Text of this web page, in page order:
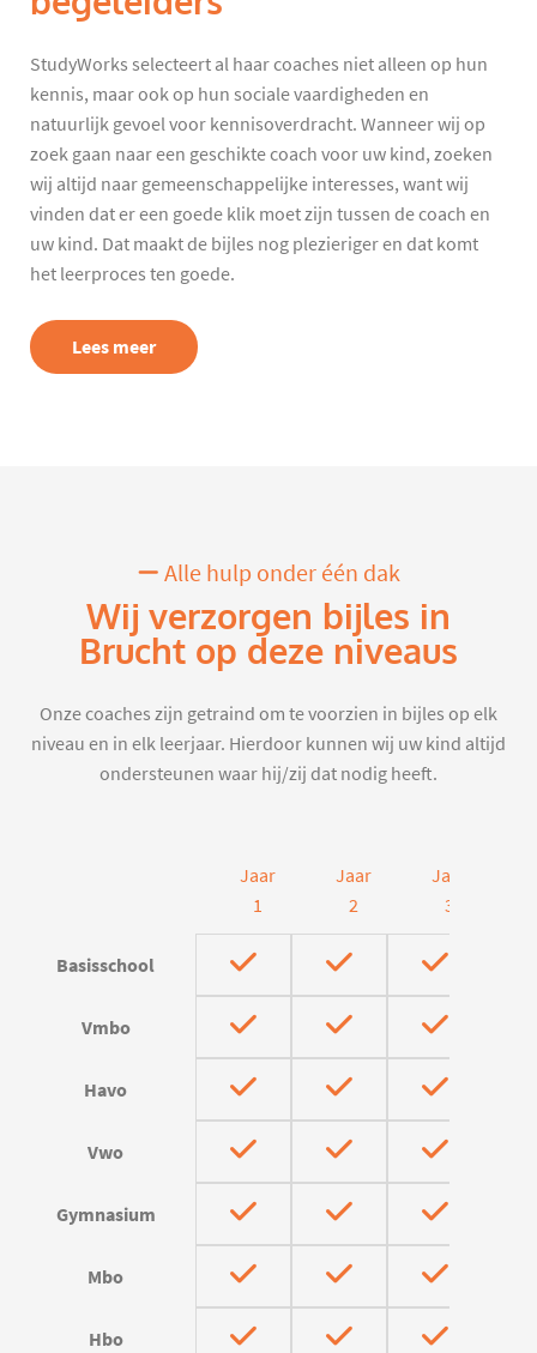
StudyWorks selecteert al haar coaches niet alleen op hun
kennis, maar ook op hun sociale vaardigheden en
natuurlijk gevoel voor kennisoverdracht. Wanneer wij op
zoek gaan naar een geschikte coach voor uw kind, zoeken
wij altijd naar gemeenschappelijke interesses, want wij
vinden dat er een goede klik moet zijn tussen de coach en
uw kind. Dat maakt de bijles nog plezieriger en dat komt
het leerproces ten goede.
Lees meer
Alle hulp onder één dak
Wij verzorgen bijles in
Brucht op deze niveaus
Onze coaches zijn getraind om te voorzien in bijles op elk
niveau en in elk leerjaar. Hierdoor kunnen wij uw kind altijd
ondersteunen waar hij/zij dat nodig heeft.
Jaar
1
Jaar
2
Jaar
3
Basisschool
Vmbo
Havo
Vwo
Gymnasium
Mbo
Hbo